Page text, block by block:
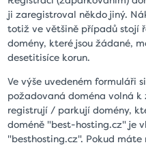
ji zaregistroval někdo jiný.
totiž ve většině případů stojí
domény, které jsou žádané,
desetitisíce korun.
Ve výše uvedeném formuláři
požadovaná doména volná
registrují / parkují domény,
doméně "best-hosting.cz" je
"besthosting.cz". Pokud